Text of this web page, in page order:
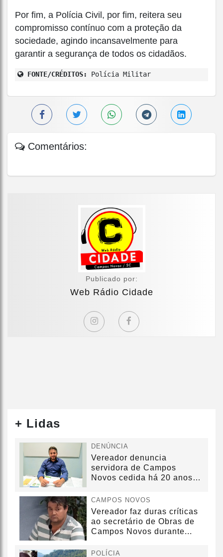
Por fim, a Polícia Civil, por fim, reitera seu
compromisso contínuo com a proteção da
sociedade, agindo incansavelmente para
garantir a segurança de todos os cidadãos.
FONTE/CRÉDITOS: Polícia Militar
Comentários:
Publicado por:
Web Rádio Cidade
+ Lidas
DENÚNCIA
Vereador denuncia
servidora de Campos
Novos cedida há 20 anos
CAMPOS NOVOS
Vereador faz duras críticas
ao secretário de Obras de
Campos Novos durante...
POLÍCIA